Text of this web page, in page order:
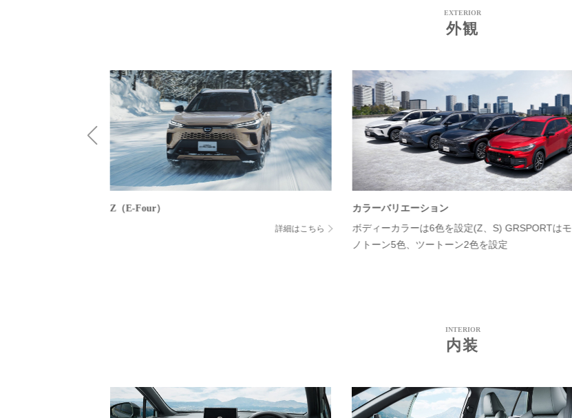
EXTERIOR
外観
Z（E-Four）
詳細はこちら
カラーバリエーション
ボディーカラーは6色を設定(Z、S) GRSPORTはモ
ノトーン5色、ツートーン2色を設定
INTERIOR
内装